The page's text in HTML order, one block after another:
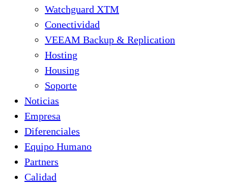
Watchguard XTM
Conectividad
VEEAM Backup & Replication
Hosting
Housing
Soporte
Noticias
Empresa
Diferenciales
Equipo Humano
Partners
Calidad